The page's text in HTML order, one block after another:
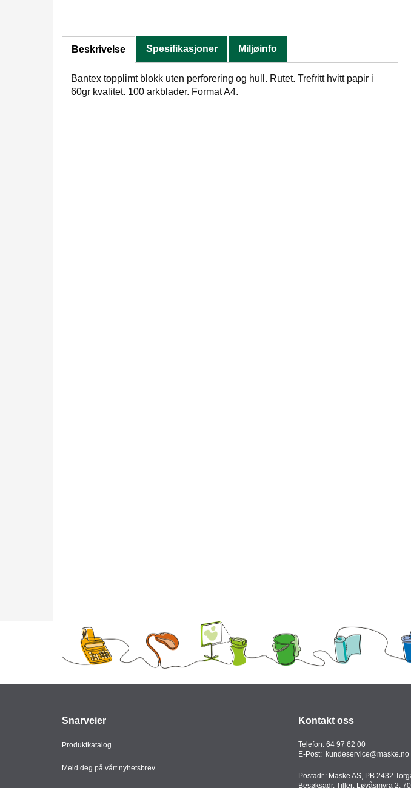
Beskrivelse Spesifikasjoner Miljøinfo
Bantex topplimt blokk uten perforering og hull. Rutet. Trefritt hvitt papir i
60gr kvalitet. 100 arkblader. Format A4.
Snarveier
Produktkatalog
Meld deg på vårt nyhetsbrev
Kontakt oss
Telefon: 64 97 62 00
E-Post: kundeservice@maske.no
Postadr.: Maske AS, PB 2432
Besøksadr. Tiller: Løvåsmyra 2,